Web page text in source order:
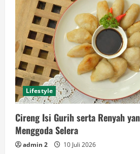
Lifestyle
Cireng Isi Gurih serta Renyah
Menggoda Selera
admin 2 10 Juli 2026